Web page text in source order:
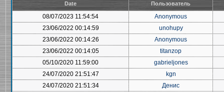
Date Пользователь
08/07/2023 11:54:54
Anonymous
23/06/2022 00:14:59
unohupy
23/06/2022 00:14:26
Anonymous
23/06/2022 00:14:05
titanzop
05/10/2020 11:59:00
gabrieljones
24/07/2020 21:51:47
kgn
24/07/2020 21:51:34
Денис